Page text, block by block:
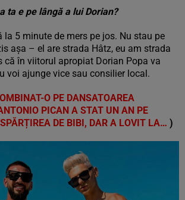
ta e pe lângă a lui Dorian?
la 5 minute de mers pe jos. Nu stau pe
așa – el are strada Hâtz, eu am strada
că în viitorul apropiat Dorian Popa va
voi ajunge vice sau consilier local.
O PE DANSATOAREA
PICAN A STAT UN AN PE
DE BIBI, DAR A LOVIT LA… )